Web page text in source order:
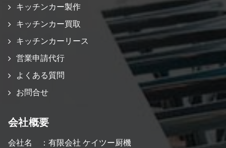
キッチンカー製作
キッチンカー買取
キッチンカーリース
営業申請代行
よくある質問
お問合せ
会社概要
会社名 ：有限会社 ケイツー厨機